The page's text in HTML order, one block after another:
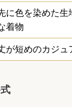
に色を染めた生
着物
が短めのカジュ